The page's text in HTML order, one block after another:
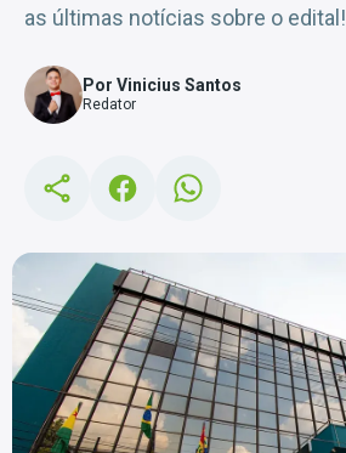
as últimas notícias sobre o edital!
Por Vinicius Santos
Redator